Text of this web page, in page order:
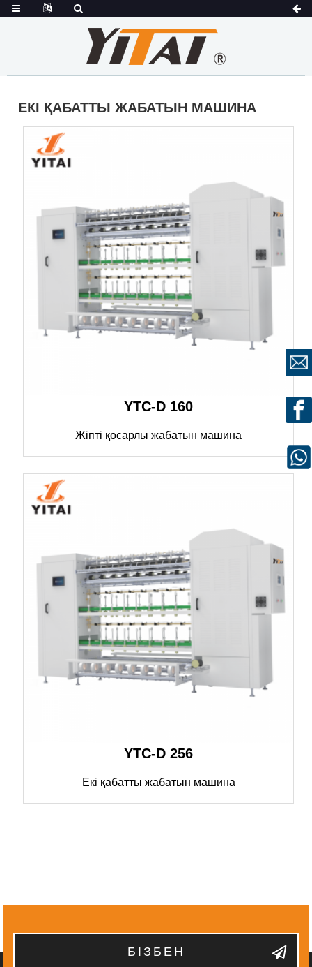
ЕКІ ҚАБАТТЫ ЖАБАТЫН МАШИНА
YTC-D 160
Жіпті қосарлы жабатын машина
YTC-D 256
Екі қабатты жабатын машина
БІЗБЕН